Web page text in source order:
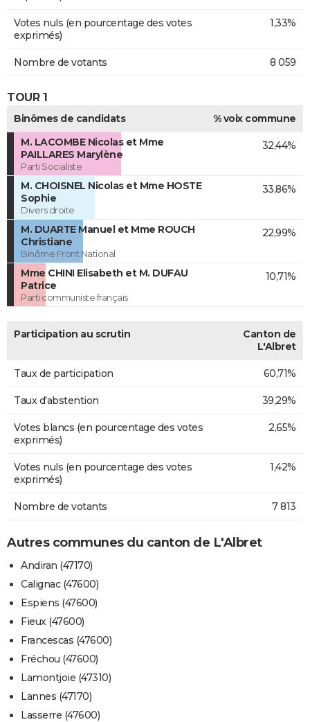
Votes nuls (en pourcentage des votes
exprimés)
1,33%
Nombre de votants 8 059
TOUR 1
Binômes de candidats
% voix commune
M. LACOMBE Nicolas et Mme
PAILLARES Marylène
Parti Socialiste
32,44%
M. CHOISNEL Nicolas et Mme HOSTE
Sophie
Divers droite
33,86%
M. DUARTE Manuel et Mme ROUCH
Christiane
Binôme Front National
22,99%
Mme CHINI Elisabeth et M. DUFAU
Patrice
Parti communiste français
10,71%
Participation au scrutin
Canton de
L'Albret
Taux de participation 60,71%
Taux d'abstention 39,29%
Votes blancs (en pourcentage des votes
exprimés)
2,65%
Votes nuls (en pourcentage des votes
exprimés)
1,42%
Nombre de votants 7 813
Autres communes du canton de L'Albret
Andiran (47170)
Calignac (47600)
Espiens (47600)
Fieux (47600)
Francescas (47600)
Fréchou (47600)
Lamontjoie (47310)
Lannes (47170)
Lasserre (47600)